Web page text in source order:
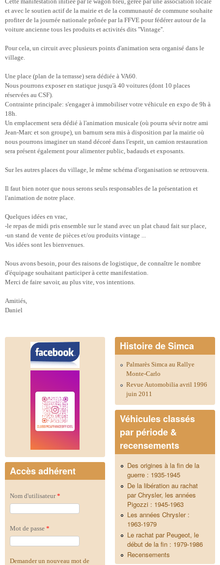
et avec le soutien actifde la mairie et de la communauté de commune souhaite
profiter de la journée nationale prônée par la FFVE pour fédérer autour de la
voiture ancienne tous les produits et activités dits ''Vintage''.
Pour cela, un circuit avec plusieurs points d'animation sera organisé dans le
village.
Une place (plan de la terrasse) sera dédiée à VA60.
Nous pourrons exposer en statique jusqu'à 40 voitures (dont 10 places
réservées au CSF).
Contrainte principale: s'engager à immobiliser votre véhicule en expo de 9h à
18h.
Un emplacement sera dédié à l'animation musicale (où pourra sévirnotre ami
Jean-Marc et son groupe), un barnum sera mis à disposition par la mairie où
nous pourrons imaginer un stand décoré dans l'esprit, un camion restauration
sera présent également pour alimenter public, badauds et exposants.
Sur les autres places du village, le même schéma d'organisation se retrouvera.
Il faut bien noter que nous serons seuls responsables de la présentation et
l'animation de notre place.
Quelques idées en vrac,
-le repas de midi pris ensemble sur le stand avec un plat chaud fait sur place,
-un stand de vente de pièces et/ou produits vintage ...
Vos idées sont les bienvenues.
Nous avons besoin, pour des raisons de logistique, de connaître le nombre
d'équipage souhaitant participer à cette manifestation.
Merci de faire savoir, au plus vite, vos intentions.
Amitiés,
Daniel
Accès adhérent
Nom d'utilisateur*
Mot de passe *
Demander un nouveau mot de
Histoire de Simca
Palmarès Simca au Rallye
Monte-Carlo
Revue Automobilia avril 1996
juin 2011
Véhicules classés
par période &
recensements
Des origines à la fin de la
guerre : 1935-1945
De la libération au rachat
par Chrysler, les années
Pigozzi : 1945-1963
Les années Chrysler :
1963-1979
Le rachat par Peugeot, le
début de la fin : 1979-1986
Recensements